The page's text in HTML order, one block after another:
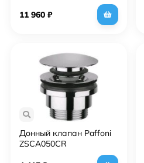
11 960 ₽
Донный клапан Paffoni
ZSCA050CR